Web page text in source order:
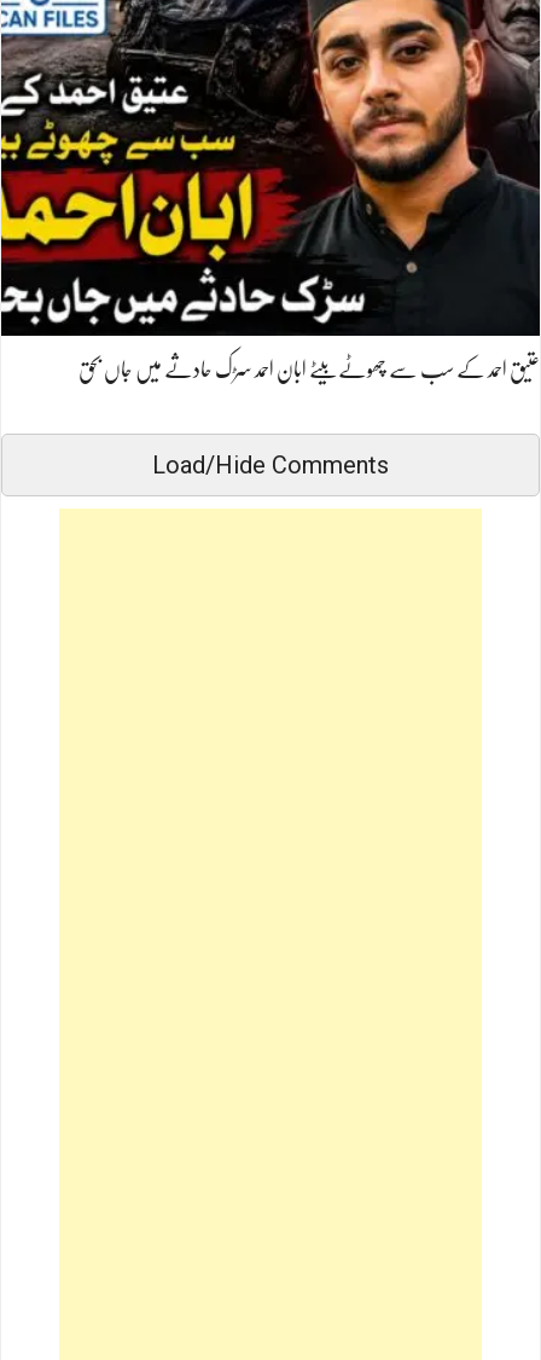
عتیق احمد کے سب سے چھوٹے بیٹے ابان احمد سڑک حادثے میں جاں بحق
Load/Hide Comments